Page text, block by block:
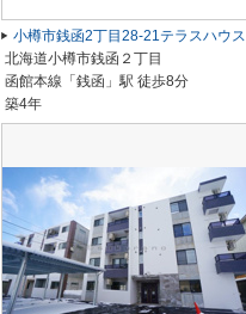
小樽市銭函2丁目28-21テラスハウス
北海道小樽市銭函２丁目
函館本線「銭函」駅 徒歩8分
築4年